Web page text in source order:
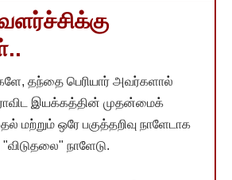
தந்தை பெரியார் அவர்களால்
இயக்கத்தின் முதன்மைக்
மற்றும் ஒரே பகுத்தறிவு நாளேடாக
"விடுதலை" நாளேடு.